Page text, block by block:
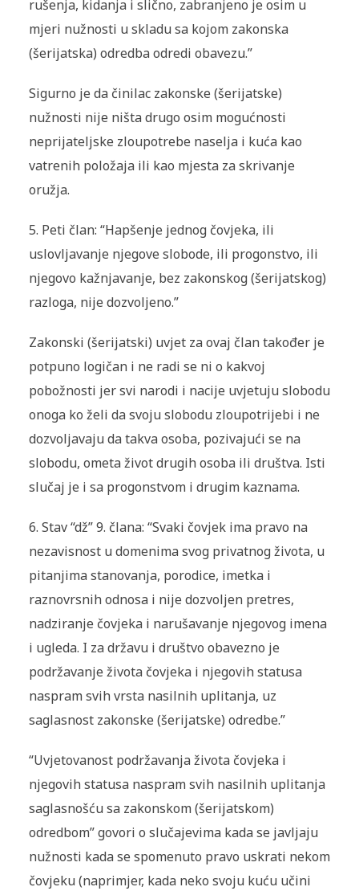
rušenja, kidanja i slično, zabranjeno je osim u
mjeri nužnosti u skladu sa kojom zakonska
(šerijatska) odredba odredi obavezu.”
Sigurno je da činilac zakonske (šerijatske)
nužnosti nije ništa drugo osim mogućnosti
neprijateljske zloupotrebe naselja i kuća kao
vatrenih položaja ili kao mjesta za skrivanje
oružja.
5. Peti član: “Hapšenje jednog čovjeka, ili
uslovljavanje njegove slobode, ili progonstvo, ili
njegovo kažnjavanje, bez zakonskog (šerijatskog)
razloga, nije dozvoljeno.”
Zakonski (šerijatski) uvjet za ovaj član također je
potpuno logičan i ne radi se ni o kakvoj
pobožnosti jer svi narodi i nacije uvjetuju slobodu
onoga ko želi da svoju slobodu zloupotrijebi i ne
dozvoljavaju da takva osoba, pozivajući se na
slobodu, ometa život drugih osoba ili društva. Isti
slučaj je i sa progonstvom i drugim kaznama.
6. Stav “dž” 9. člana: “Svaki čovjek ima pravo na
nezavisnost u domenima svog privatnog života, u
pitanjima stanovanja, porodice, imetka i
raznovrsnih odnosa i nije dozvoljen pretres,
nadziranje čovjeka i narušavanje njegovog imena
i ugleda. I za državu i društvo obavezno je
podržavanje života čovjeka i njegovih statusa
naspram svih vrsta nasilnih uplitanja, uz
saglasnost zakonske (šerijatske) odredbe.”
“Uvjetovanost podržavanja života čovjeka i
njegovih statusa naspram svih nasilnih uplitanja
saglasnošću sa zakonskom (šerijatskom)
odredbom” govori o slučajevima kada se javljaju
nužnosti kada se spomenuto pravo uskrati nekom
čovjeku (naprimjer, kada neko svoju kuću učini